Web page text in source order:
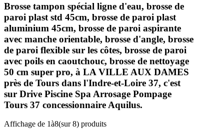
Brosse tampon spécial ligne d'eau, brosse de
paroi plast std 45cm, brosse de paroi plast
aluminium 45cm, brosse de paroi aspirante
avec manche orientable, brosse d'angle, brosse
de paroi flexible sur les côtes, brosse de paroi
avec poils en caoutchouc, brosse de nettoyage
50 cm super pro, à LA VILLE AUX DAMES
près de Tours dans l'Indre-et-Loire 37, c'est
sur Drive Piscine Spa Arrosage Pompage
Tours 37 concessionnaire Aquilus.
Affichage de 1à8(sur8) produits